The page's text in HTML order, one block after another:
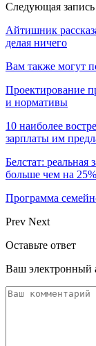
Следующая запись
Айтишник
делая ничего
Вам также могут
Проектирование
и нормативы
10 наиболее
зарплаты им
Белстат: реальная
больше чем на 25%
Программа
Prev Next
Оставьте ответ
Ваш электронный